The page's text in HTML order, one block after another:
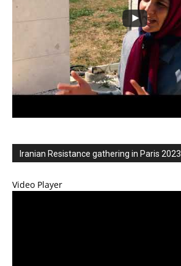
Iranian Resistance gathering in Paris 2023
Video Player